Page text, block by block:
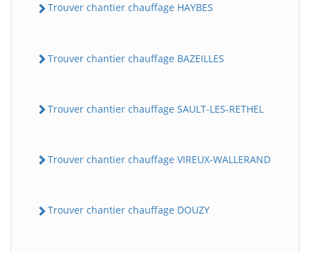
Trouver chantier chauffage HAYBES
Trouver chantier chauffage BAZEILLES
Trouver chantier chauffage SAULT-LES-RETHEL
Trouver chantier chauffage VIREUX-WALLERAND
Trouver chantier chauffage DOUZY